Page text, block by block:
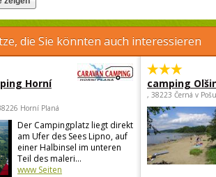
die Sie könnten auch interessieren
Horní
Horní Planá
Der Campingplatz liegt direkt
am Ufer des Sees Lipno, auf
einer Halbinsel im unteren
Teil des maleri...
www Seiten
camping
, 38223 Černá v